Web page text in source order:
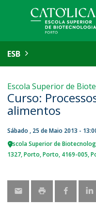
ESB
Escola Superior de
Curso:
alimentos
Sábado , 25 de Maio 2013 -
Escola Superior de
1327 Porto Porto 4169-005